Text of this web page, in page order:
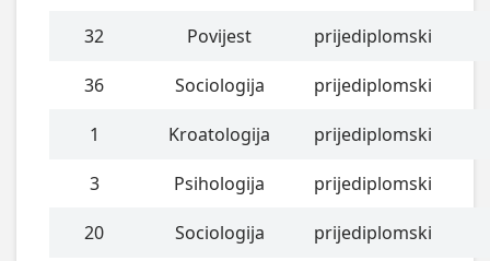
32 Povijest prijediplomski
36 Sociologija prijediplomski
1 Kroatologija prijediplomski
3 Psihologija prijediplomski
20 Sociologija prijediplomski